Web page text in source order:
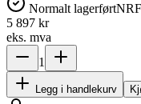
Normalt lagerført
5 897 kr
eks. mva
1
Legg i handlekurv